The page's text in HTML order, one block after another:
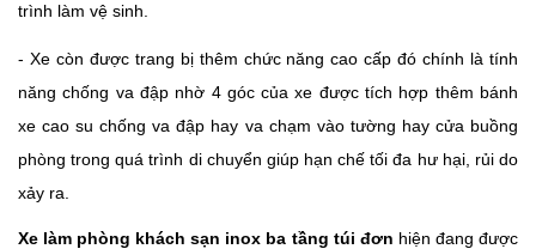
trình làm vệ sinh.
- Xe còn được trang bị thêm chức năng cao cấp đó chính là tính
năng chống va đập nhờ 4 góc của xe được tích hợp thêm bánh
xe cao su chống va đập hay va chạm vào tường hay cửa buồng
phòng trong quá trình di chuyển giúp hạn chế tối đa hư hại, rủi do
xảy ra.
Xe làm phòng khách sạn inox ba tầng túi đơn hiện đang được